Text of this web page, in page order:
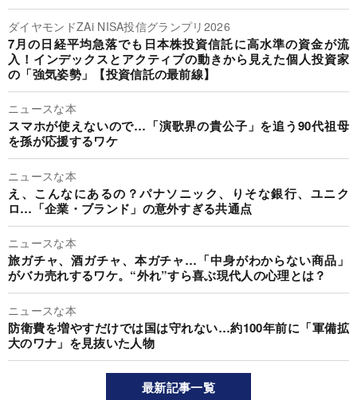
ダイヤモンドZAi NISA投信グランプリ2026
7月の日経平均急落でも日本株投資信託に高水準の資金が流
入！インデックスとアクティブの動きから見えた個人投資家
の「強気姿勢」【投資信託の最前線】
ニュースな本
スマホが使えないので…「演歌界の貴公子」を追う90代祖母
を孫が応援するワケ
ニュースな本
え、こんなにあるの？パナソニック、りそな銀行、ユニク
ロ…「企業・ブランド」の意外すぎる共通点
ニュースな本
旅ガチャ、酒ガチャ、本ガチャ…「中身がわからない商品」
がバカ売れするワケ。“外れ”すら喜ぶ現代人の心理とは？
ニュースな本
防衛費を増やすだけでは国は守れない…約100年前に「軍備拡
大のワナ」を見抜いた人物
最新記事一覧